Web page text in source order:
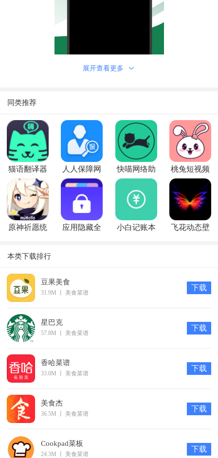
1、赞物为美食爱好者提供了非常丰富美食服务，还有美食
制作方法，用户可以学习，
得相关的经验，
3、赞物app支持用户创业，这里有很多品牌商，用户可以
选择相对应的进行加盟，
更新日志
1. 选完货到页面， 我已处理 按钮改成 确认
2. 通知页面 尽快完善流程并通知发货 改成 请将款项支付给以上
联系人并安排发货！
量
4. 同意发奖金5个字改成确认
展开查看更多
同类推荐
猫语翻译器 人人保障网
快喵网络助
桃兔短视频
原神祈愿统
应用隐藏全
小白记账本
飞花动态壁
本类下载排行
豆果美食
31.9M 美食菜谱
下载
星巴克
57.8M 美食菜谱
下载
香哈菜谱
33.0M 美食菜谱
下载
美食杰
36.5M 美食菜谱
下载
Cookpad菜板
24.3M 美食菜谱
下载